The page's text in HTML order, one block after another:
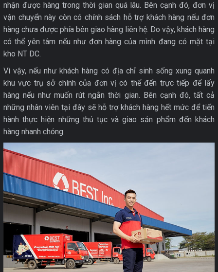
nhận được hàng trong thời gian quá lâu. Bên cạnh đó, đơn vị
vận chuyển này còn có chính sách hỗ trợ khách hàng nếu đơn
hàng chưa được phía bên giao hàng liên hệ. Do vậy, khách hàng
có thể yên tâm nếu như đơn hàng của mình đang có mặt tại
kho NT DC.
Vì vậy, nếu như khách hàng có địa chỉ sinh sống xung quanh
khu vực trụ sở chính của đơn vị có thể đến trực tiếp để lấy
hàng nếu như muốn rút ngắn thời gian. Bên cạnh đó, tất cả
những nhân viên tại đây sẽ hỗ trợ khách hàng hết mức để tiến
hành thực hiện những thủ tục và giao sản phẩm đến khách
hàng nhanh chóng.